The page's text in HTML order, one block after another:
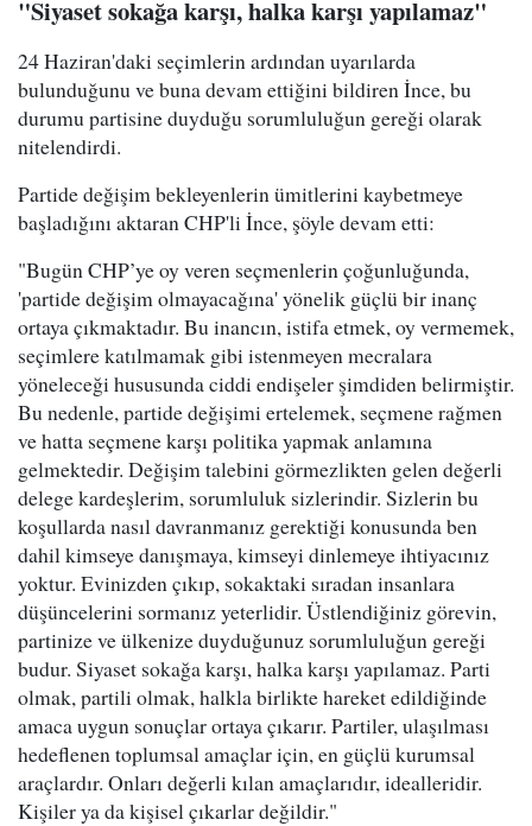
"Siyaset sokağa karşı, halka karşı yapılamaz"
24 Haziran'daki seçimlerin ardından uyarılarda
bulunduğunu ve buna devam ettiğini bildiren İnce, bu
durumu partisine duyduğu sorumluluğun gereği olarak
nitelendirdi.
Partide değişim bekleyenlerin ümitlerini kaybetmeye
başladığını aktaran CHP'li İnce, şöyle devam etti:
"Bugün CHP’ye oy veren seçmenlerin çoğunluğunda,
'partide değişim olmayacağına' yönelik güçlü bir inanç
ortaya çıkmaktadır. Bu inancın, istifa etmek, oy vermemek,
seçimlere katılmamak gibi istenmeyen mecralara
yöneleceği hususunda ciddi endişeler şimdiden belirmiştir.
Bu nedenle, partide değişimi ertelemek, seçmene rağmen
ve hatta seçmene karşı politika yapmak anlamına
gelmektedir. Değişim talebini görmezlikten gelen değerli
delege kardeşlerim, sorumluluk sizlerindir. Sizlerin bu
koşullarda nasıl davranmanız gerektiği konusunda ben
dahil kimseye danışmaya, kimseyi dinlemeye ihtiyacınız
yoktur. Evinizden çıkıp, sokaktaki sıradan insanlara
düşüncelerini sormanız yeterlidir. Üstlendiğiniz görevin,
partinize ve ülkenize duyduğunuz sorumluluğun gereği
budur. Siyaset sokağa karşı, halka karşı yapılamaz. Parti
olmak, partili olmak, halkla birlikte hareket edildiğinde
amaca uygun sonuçlar ortaya çıkarır. Partiler, ulaşılması
hedeflenen toplumsal amaçlar için, en güçlü kurumsal
araçlardır. Onları değerli kılan amaçlarıdır, idealleridir.
Kişiler ya da kişisel çıkarlar değildir."